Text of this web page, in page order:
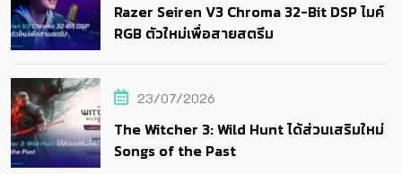
Razer Seiren V3 Chroma 32-Bit DSP ไมค์
RGB ตัวใหม่เพื่อสายสตรีม
23/07/2026
The Witcher 3: Wild Hunt ได้ส่วนเสริมใหม่
Songs of the Past